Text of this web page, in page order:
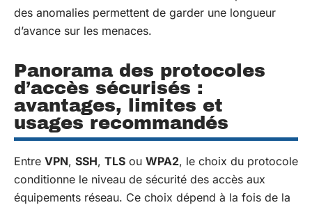
des anomalies permettent de garder une longueur
d’avance sur les menaces.
Panorama des protocoles
d’accès sécurisés :
avantages, limites et
usages recommandés
Entre VPN, SSH, TLS ou WPA2, le choix du protocole
conditionne le niveau de sécurité des accès aux
équipements réseau. Ce choix dépend à la fois de la